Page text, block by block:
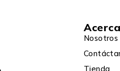
Nosotros
Tienda